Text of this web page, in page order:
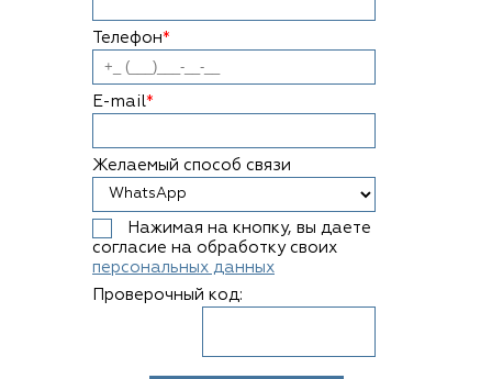
Телефон*
E-mail*
Желаемый способ связи
Нажимая на кнопку, вы даете
согласие на обработку своих
персональных данных
Проверочный код: